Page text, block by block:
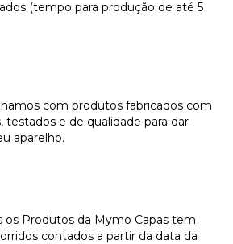
(tempo para produção de até 5
com produtos fabricados com
testados e de qualidade para dar
aparelho.
os Produtos da Mymo Capas tem
contados a partir da data da